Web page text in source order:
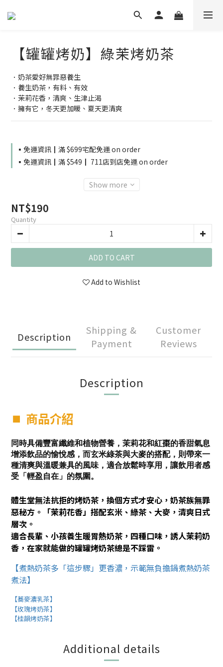
【罐罐烤奶】綠茉烤奶茶
．奶茶愛好無罪惡養生
．養生奶茶，有料、有效
．茉莉花香，清爽、生津止渴
．擁有它，冬天更加暖、夏天更清爽
▪️免運資訊┃滿 $699宅配免運 on order
▪️免運資訊┃滿 $549┃ 711店到店免運 on order
Show more
NT$190
Quantity
ADD TO CART
Add to Wishlist
Description
Shipping &
Payment
Customer
Reviews
Description
⏹︎ 商品介紹
同時具備豐富纖維和植物營養，茉莉花和紅棗的香甜氣息
增添飲品的愉悅感，而玄米綠茶與大麥的搭配，則帶來一
種清爽與溫暖兼具的風味，適合放鬆時享用，讓飲用者感
受「輕盈自在」的氛圍。
體生堂無法抗拒的烤奶茶，換個方式才安心，奶茶族無罪
惡秘方。「茉莉花香」搭配玄米、綠茶、大麥，清爽日式
層次。
適合長輩、小孩養生暖胃熱奶茶，四種口味，誘人茉莉奶
香，在家就能做的罐罐烤奶茶總是不踩雷。
【煮熱奶茶多「這步驟」更香濃，示範無負擔鍋煮熱奶茶
煮法】
【蕎麥濃乳茶】
【玫瑰烤奶茶】
【桂韻烤奶茶】
Additional details